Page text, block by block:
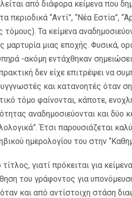
από διάφορα κείμενα που
περιοδικά “Αντί”, “Νέα Εστία”,
τόμους). Τα κείμενα
μαρτυρία μιας εποχής. Φυσικά,
-ακόμη εντάχθηκαν
δεν είχε επιτρέψει να
και κατανοητές όταν
τόμο φαίνονται, κάποτε,
αναδημοσιεύονται και δύο
Έτσι παρουσιάζεται
ημερολογίου του στην
γιατί πρόκειται για
του γράφοντος για
και από αντίστοιχη στάση